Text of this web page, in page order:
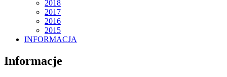
2018
2017
2016
2015
INFORMACJA
Informacje